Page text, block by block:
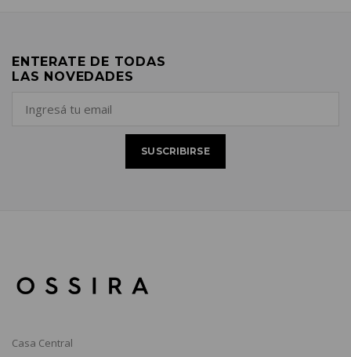
ENTERATE DE TODAS
LAS NOVEDADES
Casa Central